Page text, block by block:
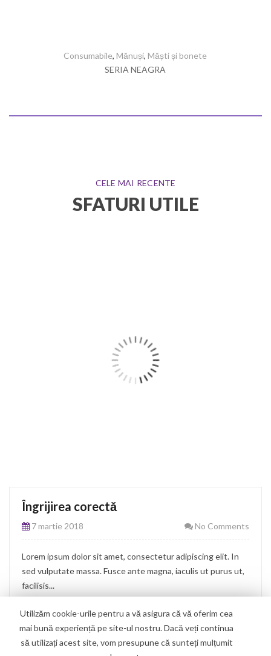
Consumabile, Mănuși, Măști și bonete
SERIA NEAGRA
CELE MAI RECENTE
SFATURI UTILE
Îngrijirea corectă
7 martie 2018 No Comments
Lorem ipsum dolor sit amet, consectetur adipiscing elit. In
sed vulputate massa. Fusce ante magna, iaculis ut purus ut,
facilisis...
Utilizăm cookie-urile pentru a vă asigura că vă oferim cea
mai bună experiență pe site-ul nostru. Dacă veți continua
să utilizați acest site, vom presupune că sunteți mulțumit